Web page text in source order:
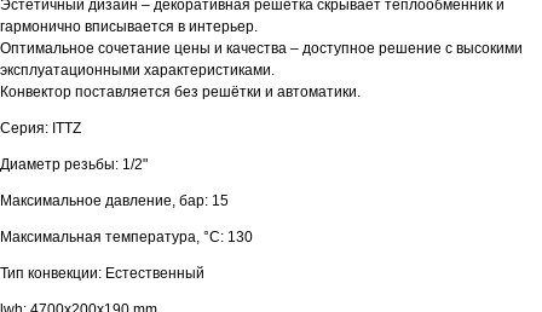
Эстетичный дизайн – декоративная решётка скрывает теплообменник и
гармонично вписывается в интерьер.
Оптимальное сочетание цены и качества – доступное решение с высокими
эксплуатационными характеристиками.
Конвектор поставляется без решётки и автоматики.
Серия: ITTZ
Диаметр резьбы: 1/2"
Максимальное давление, бар: 15
Максимальная температура, °С: 130
Тип конвекции: Естественный